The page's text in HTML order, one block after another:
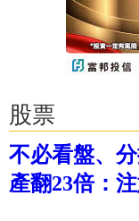
股票
不必看盤、
產翻23倍：